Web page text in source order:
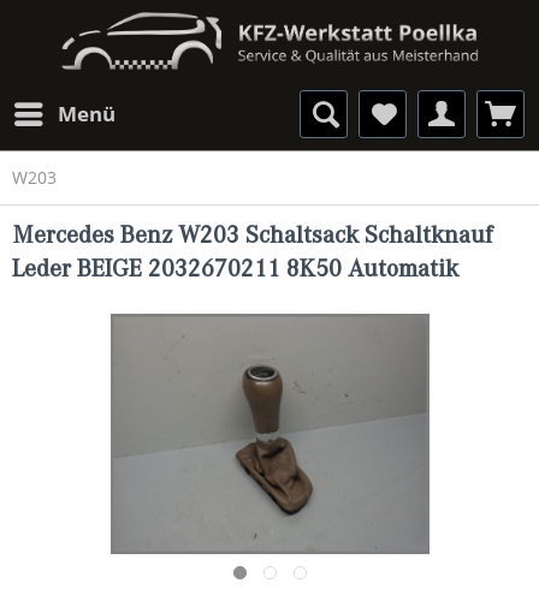
Menü
W203
Mercedes Benz W203 Schaltsack Schaltknauf
Leder BEIGE 2032670211 8K50 Automatik